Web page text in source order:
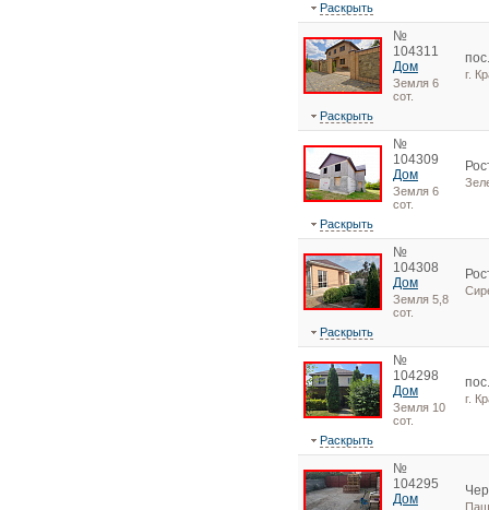
Раскрыть
№
104311
Дом
Земля 6
сот.
г.
Раскрыть
№
104309
Дом
Земля 6
сот.
Раскрыть
№
104308
Дом
Земля 5,8
сот.
Раскрыть
№
104298
Дом
Земля 10
сот.
г.
Раскрыть
№
104295
Дом